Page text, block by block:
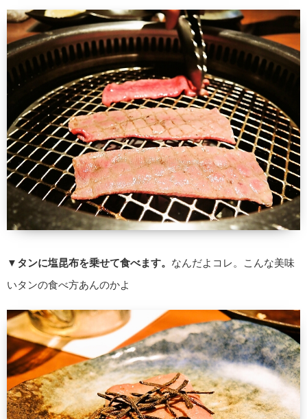
▼ タンに塩昆布を乗せて食べます。 なんだよコレ。こんな美味
いタンの食べ方あんのかよ